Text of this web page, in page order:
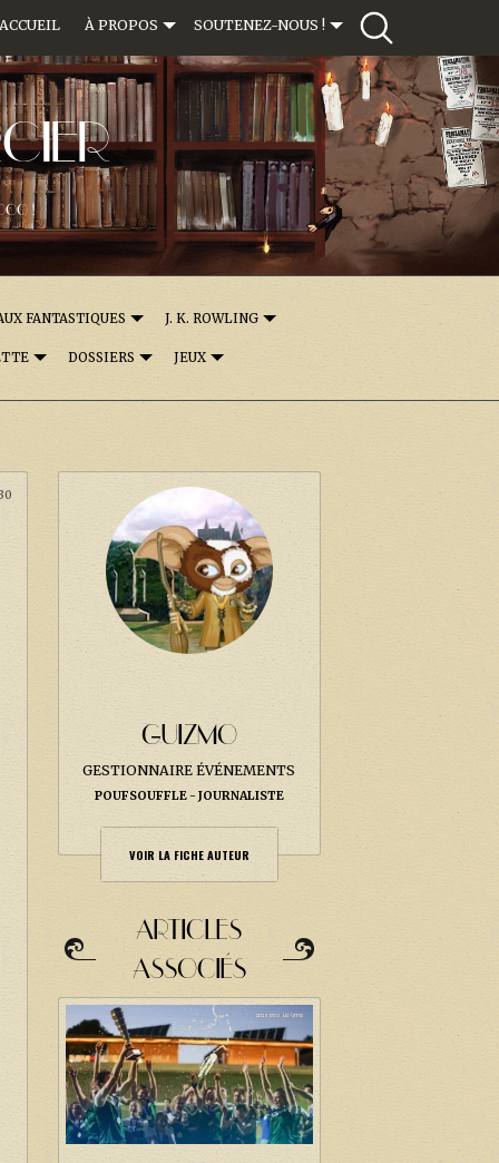
À PROPOS SOUTENEZ-NOUS !
!
FANTASTIQUES J. K. ROWLING
DOSSIERS JEUX
GUIZMO
GESTIONNAIRE ÉVÉNEMENTS
POUFSOUFFLE JOURNALISTE
VOIR LA FICHE AUTEUR
ARTICLES
ASSOCIÉS